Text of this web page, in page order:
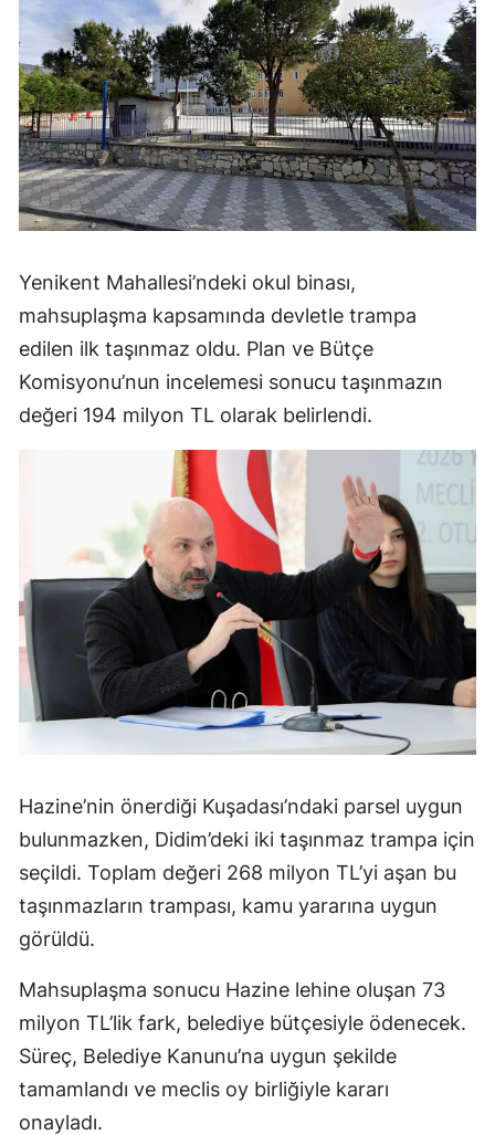
Yenikent Mahallesi’ndeki okul binası,
mahsuplaşma kapsamında devletle trampa
edilen ilk taşınmaz oldu. Plan ve Bütçe
Komisyonu’nun incelemesi sonucu taşınmazın
değeri 194 milyon TL olarak belirlendi.
Hazine’nin önerdiği Kuşadası’ndaki parsel uygun
bulunmazken, Didim’deki iki taşınmaz trampa için
seçildi. Toplam değeri 268 milyon TL’yi aşan bu
taşınmazların trampası, kamu yararına uygun
görüldü.
Mahsuplaşma sonucu Hazine lehine oluşan 73
milyon TL’lik fark, belediye bütçesiyle ödenecek.
Süreç, Belediye Kanunu’na uygun şekilde
tamamlandı ve meclis oy birliğiyle kararı
onayladı.